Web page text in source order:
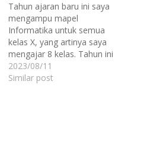
Tahun ajaran baru ini saya
mengampu mapel
Informatika untuk semua
kelas X, yang artinya saya
mengajar 8 kelas. Tahun ini
saya tidak mengajar PKWU.
Untuk mapel informatika
2023/08/11
Similar post